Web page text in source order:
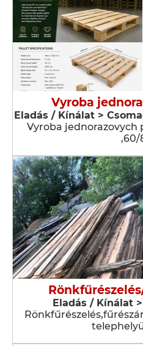
Vyroba
Eladás / Kínálat >
Vyroba jednorazovych
,60/
Eladás / Kínálat